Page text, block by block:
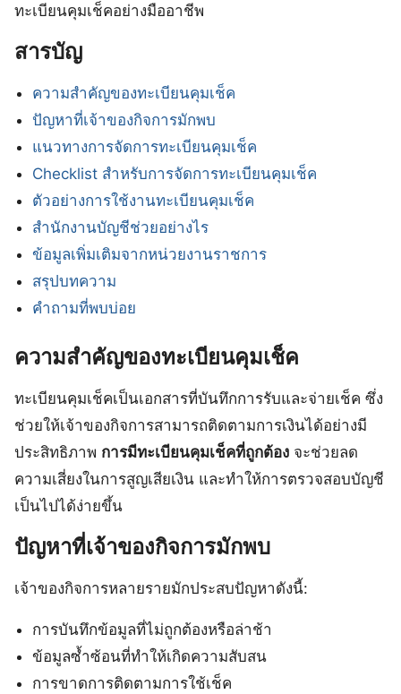
ทะเบียนคุมเช็คอย่างมืออาชีพ
สารบัญ
ความสำคัญของทะเบียนคุมเช็ค
ปัญหาที่เจ้าของกิจการมักพบ
แนวทางการจัดการทะเบียนคุมเช็ค
Checklist สำหรับการจัดการทะเบียนคุมเช็ค
ตัวอย่างการใช้งานทะเบียนคุมเช็ค
สำนักงานบัญชีช่วยอย่างไร
ข้อมูลเพิ่มเติมจากหน่วยงานราชการ
สรุปบทความ
คำถามที่พบบ่อย
ความสำคัญของทะเบียนคุมเช็ค
ทะเบียนคุมเช็คเป็นเอกสารที่บันทึกการรับและจ่ายเช็ค ซึ่ง
ช่วยให้เจ้าของกิจการสามารถติดตามการเงินได้อย่างมี
ประสิทธิภาพ การมีทะเบียนคุมเช็คที่ถูกต้อง จะช่วยลด
ความเสี่ยงในการสูญเสียเงิน และทำให้การตรวจสอบบัญชี
เป็นไปได้ง่ายขึ้น
ปัญหาที่เจ้าของกิจการมักพบ
เจ้าของกิจการหลายรายมักประสบปัญหาดังนี้:
การบันทึกข้อมูลที่ไม่ถูกต้องหรือล่าช้า
ข้อมูลซ้ำซ้อนที่ทำให้เกิดความสับสน
การขาดการติดตามการใช้เช็ค